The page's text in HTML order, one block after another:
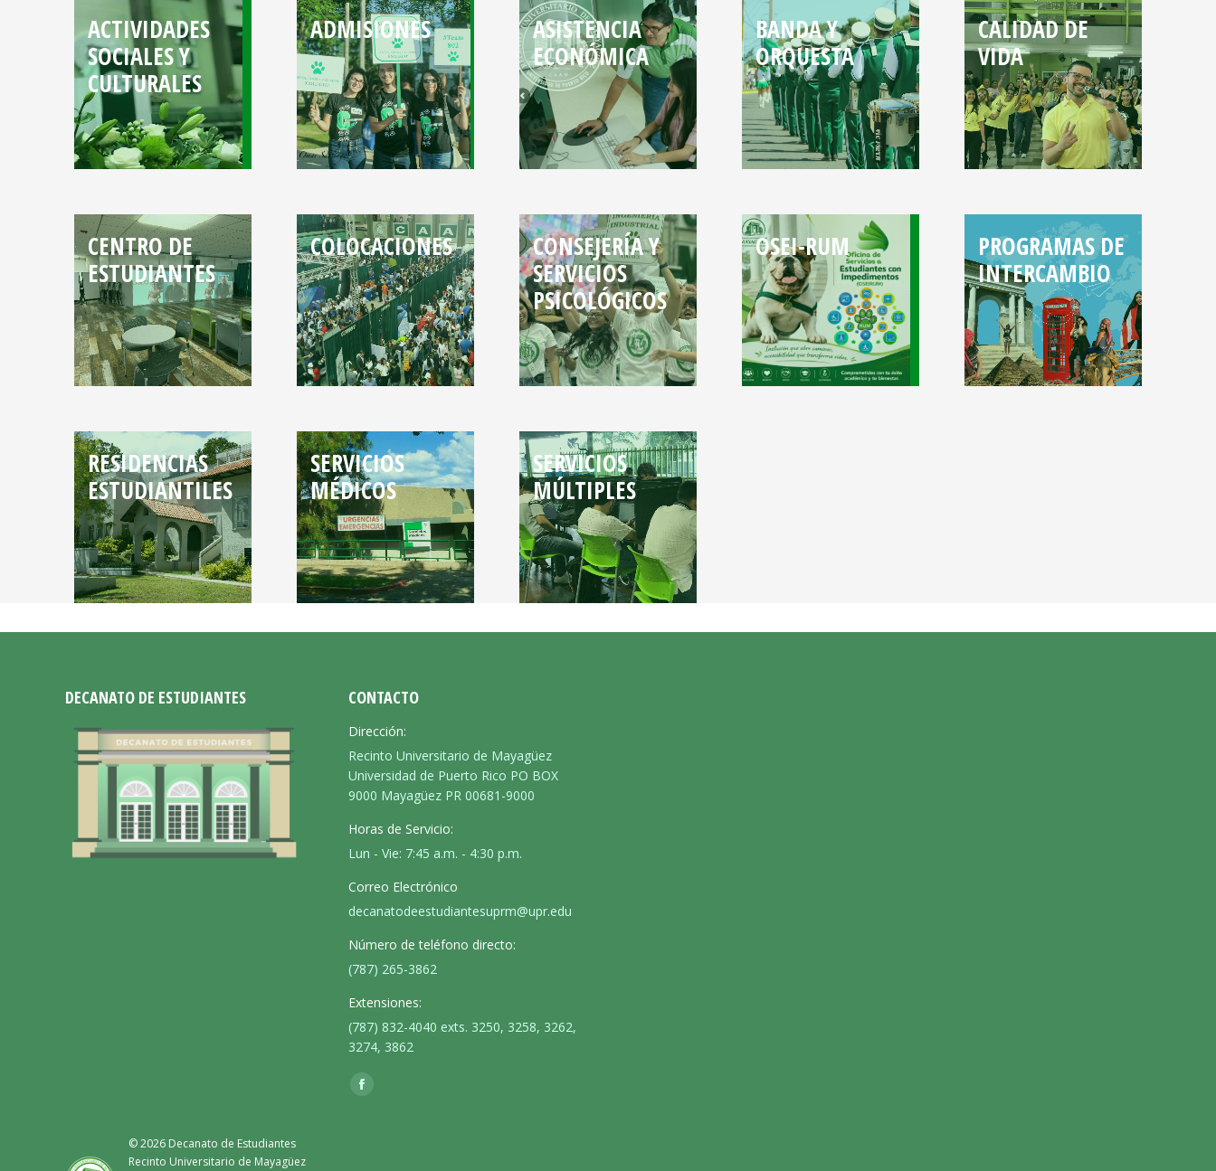
ACTIVIDADES
SOCIALES Y
CULTURALES
ADMISIONES
ASISTENCIA
ECONÓMICA
BANDA Y
ORQUESTA
CALIDAD DE
VIDA
CENTRO DE
ESTUDIANTES
COLOCACIONES
CONSEJERÍA Y
SERVICIOS
PSICOLÓGICOS
OSEI-RUM
PROGRAMAS DE
INTERCAMBIO
RESIDENCIAS
ESTUDIANTILES
SERVICIOS
MÉDICOS
SERVICIOS
MÚLTIPLES
DECANATO DE ESTUDIANTES CONTACTO
Dirección:
Recinto Universitario de Mayagüez
Universidad de Puerto Rico PO BOX
9000 Mayagüez PR 00681-9000
Horas de Servicio:
Lun - Vie: 7:45 a.m. - 4:30 p.m.
Correo Electrónico
decanatodeestudiantesuprm@upr.edu
Número de teléfono directo:
(787) 265-3862
Extensiones:
(787) 832-4040 exts. 3250, 3258, 3262,
3274, 3862
Find us on:
Facebook
© 2026 Decanato de Estudiantes
Recinto Universitario de Mayagüez